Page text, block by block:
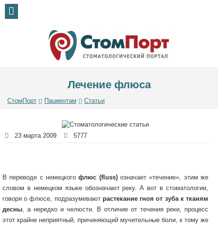
Лечение флюса
СтомПорт Пациентам Статьи
23 марта 2009 5777
В переводе с немецкогофлюс (fluss)означает «течение», этим же
словом в немецком языке обозначают реку. А вот в стоматологии,
говоря о флюсе, подразумевают растекание гноя от зуба к тканям
десны , а нередко и челюсти. В отличие от течения реки, процесс
этот крайне неприятный, причиняющий мучительные боли, к тому же